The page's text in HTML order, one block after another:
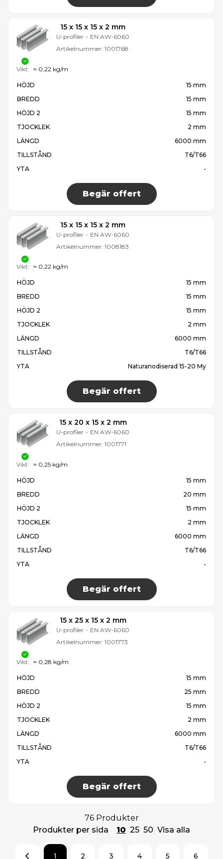
15 x 15 x 15 x 2 mm
U-profiler - EN AW-6060
Artikelnummer: 1001768
HÖJD
15 mm
BREDD
15 mm
HÖJD 2
15 mm
TJOCKLEK
2 mm
LÄNGD
6000 mm
TILLSTÅND
T6/T66
YTA
-
Begär offert
Vikt: ≈ 0,22 kg/m
15 x 15 x 15 x 2 mm
U-profiler - EN AW-6060
Artikelnummer: 1008183
HÖJD
15 mm
BREDD
15 mm
HÖJD 2
15 mm
TJOCKLEK
2 mm
LÄNGD
6000 mm
TILLSTÅND
T6/T66
YTA
Naturanodiserad 15-20 My
Begär offert
Vikt: ≈ 0,22 kg/m
15 x 20 x 15 x 2 mm
U-profiler - EN AW-6060
Artikelnummer: 1001771
HÖJD
15 mm
BREDD
20 mm
HÖJD 2
15 mm
TJOCKLEK
2 mm
LÄNGD
6000 mm
TILLSTÅND
T6/T66
YTA
-
Begär offert
Vikt: ≈ 0,25 kg/m
15 x 25 x 15 x 2 mm
U-profiler - EN AW-6060
Artikelnummer: 1001773
HÖJD
15 mm
BREDD
25 mm
HÖJD 2
15 mm
TJOCKLEK
2 mm
LÄNGD
6000 mm
TILLSTÅND
T6/T66
YTA
-
Begär offert
Vikt: ≈ 0,28 kg/m
76 Produkter
Produkter per sida
10 25 50 Visa alla
1 2 3 4 5 6